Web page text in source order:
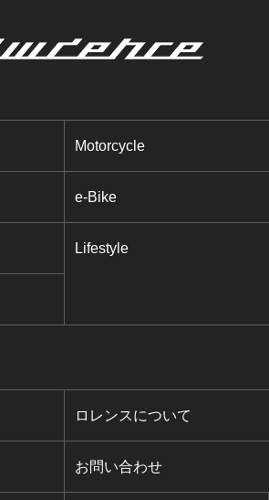
Motorcycle
e-Bike
Lifestyle
ロレンスについて
お問い合わせ